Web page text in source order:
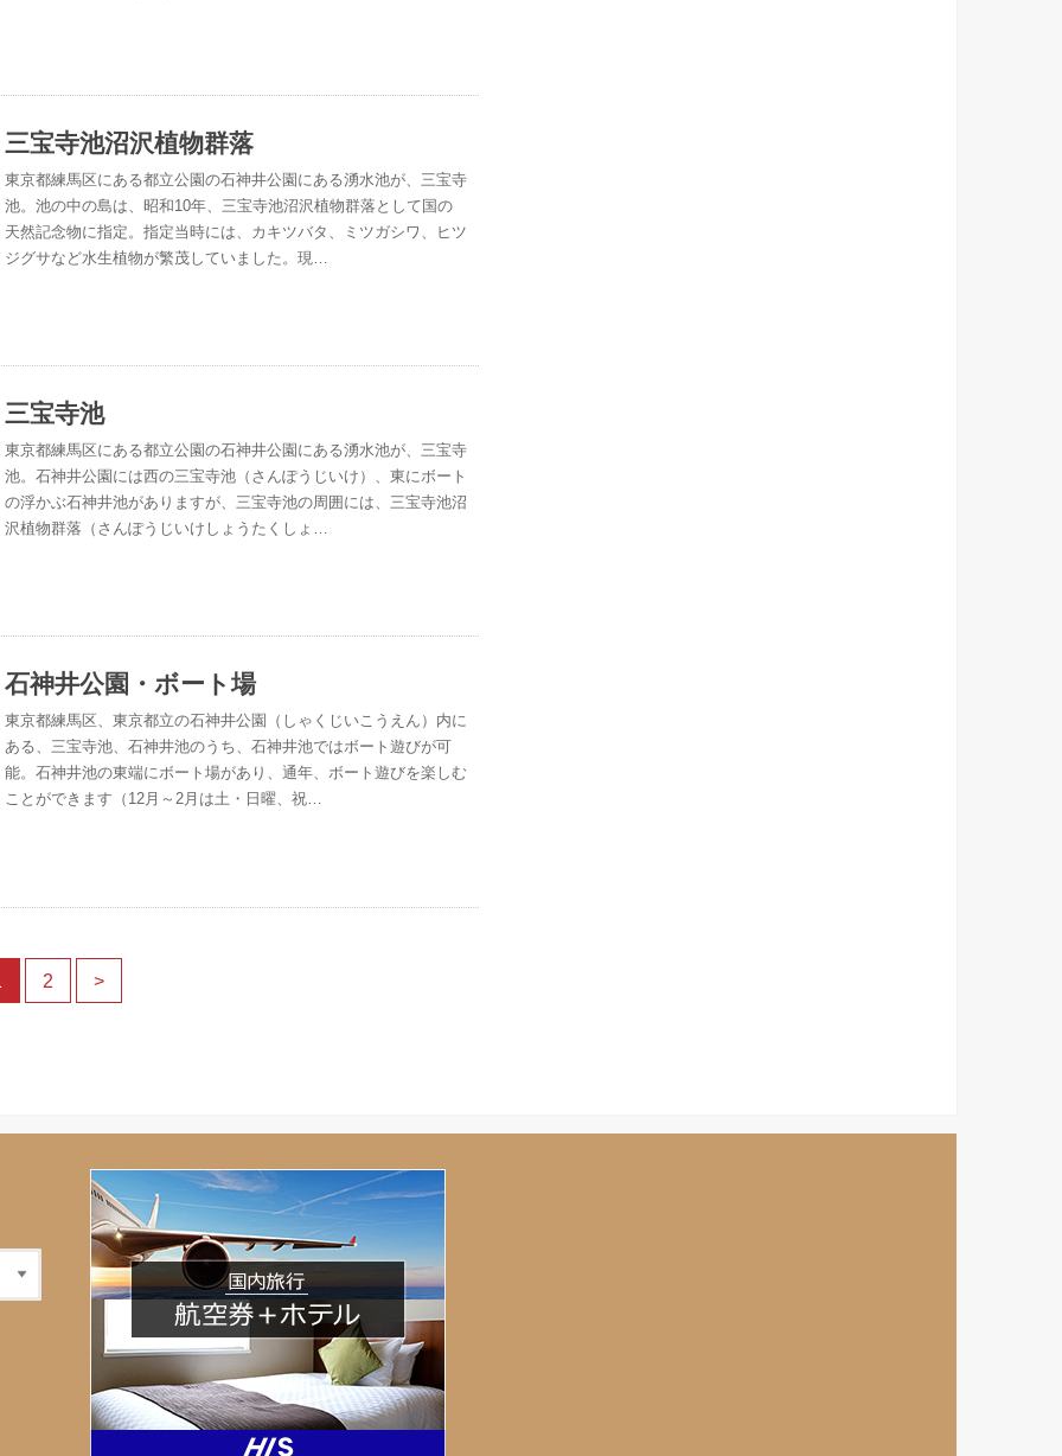
三宝寺池沼沢植物群落
東京都練馬区にある都立公園の石神井公園にある湧水池が、三宝寺
池。池の中の島は、昭和10年、三宝寺池沼沢植物群落として国の
天然記念物に指定。指定当時には、カキツバタ、ミツガシワ、ヒツ
ジグサなど水生植物が繁茂していました。現…
三宝寺池
東京都練馬区にある都立公園の石神井公園にある湧水池が、三宝寺
池。石神井公園には西の三宝寺池（さんぽうじいけ）、東にボート
の浮かぶ石神井池がありますが、三宝寺池の周囲には、三宝寺池沼
沢植物群落（さんぽうじいけしょうたくしょ…
石神井公園・ボート場
東京都練馬区、東京都立の石神井公園（しゃくじいこうえん）内に
ある、三宝寺池、石神井池のうち、石神井池ではボート遊びが可
能。石神井池の東端にボート場があり、通年、ボート遊びを楽しむ
ことができます（12月～2月は土・日曜、祝…
2 >